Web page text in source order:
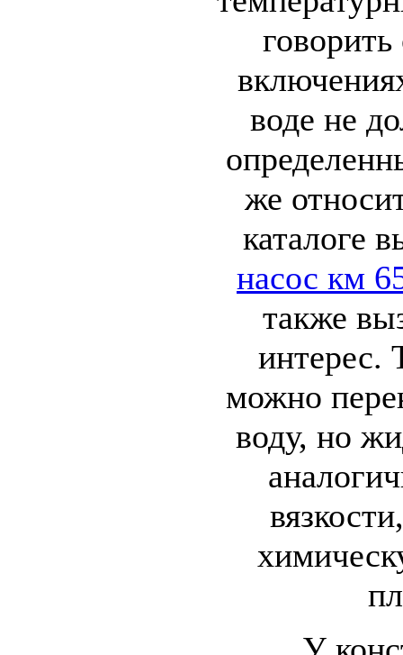
воде не
же
каталоге
насос км
также
интерес.
можно
воду, но